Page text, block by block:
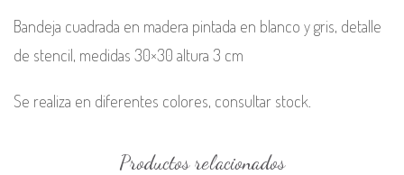
Bandeja cuadrada en madera pintada en blanco y gris, detalle
de stencil, medidas 30×30 altura 3 cm
Se realiza en diferentes colores, consultar stock.
Productos relacionados